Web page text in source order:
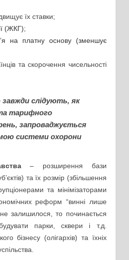
їх ставки;
(ЖКГ);
на платну основу (зменшує
та скорочення чисельності
слідують, як
тарифного
запроваджується
системи охорони
– розширення бази
та їх розмір (збільшення
та мінімізаторами
реформ “винні лише
залишилося, то починається
парки, сквери і т.д.
бізнесу (олігархів) та їхніх